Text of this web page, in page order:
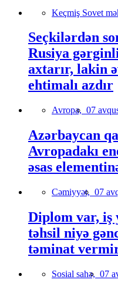
Keçmiş Sovet
Seçkilərdən
Rusiya
axtarır, lakin
ehtimalı azdır
Avropa, 07
Azərbaycan
Avropadakı
əsas
Cəmiyyət, 07
Diplom var, iş
təhsil niyə
təminat
Sosial sahə, 07